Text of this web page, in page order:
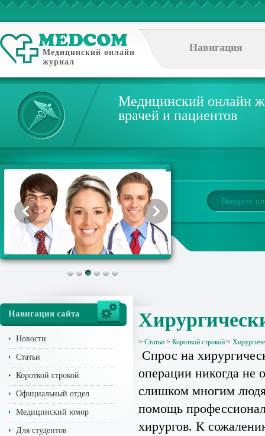
Медицинский онлайн
журнал
Навигация
Медицинский онлайн
врачей и пациентов
Навигация сайта
Новости
Статьи
Короткой строкой
Официальный отдел
Медицинский юмор
Для студентов
> Статьи > Короткой строкой >
Спрос на
операции никогда не
слишком многим
помощь
хирургов. К